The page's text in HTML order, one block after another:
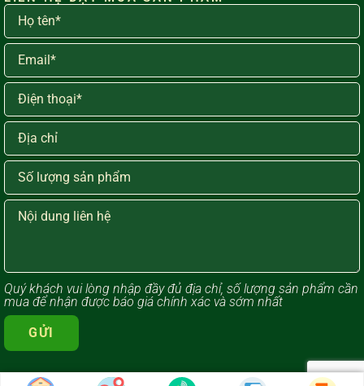
Quý khách vui lòng ​nhập đầy đủ địa chỉ, số lượng sản phẩm cần
mua để nhận được báo giá chính xác và sớm nhất